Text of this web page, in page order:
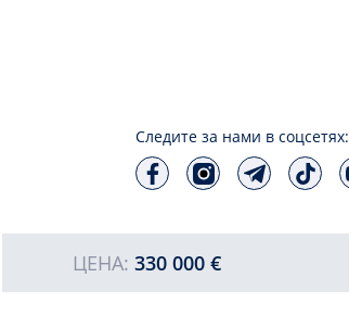
Следите за нами в соцсетях:
ЦЕНА: 330 000 €